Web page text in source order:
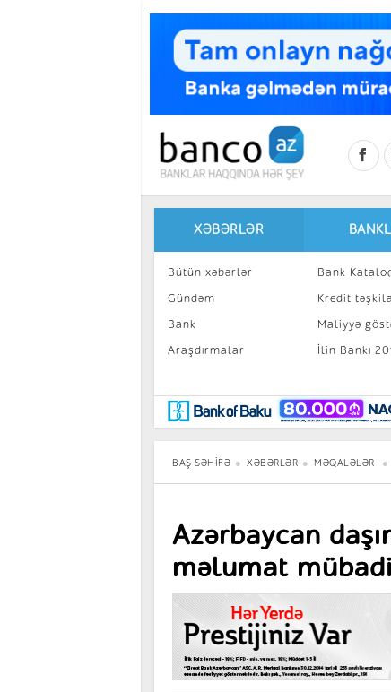
XƏBƏRLƏR
Bütün xəbərlər
Gündəm
Bank
Araşdırmalar
Maraqlı
BancoTV
Müsahibə
Bank
Kredit
Maliyyə
İlin Bankı
BAŞ SƏHIFƏ XƏBƏRLƏR MƏQALƏLƏR
Azərbaycan
məlumat